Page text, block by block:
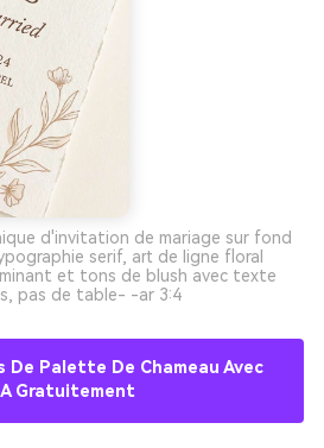
d'invitation de mariage sur fond
serif, art de ligne floral
et tons de blush avec texte
pas de table- -ar 3:4
De Palette De Chameau Avec
Gratuitement